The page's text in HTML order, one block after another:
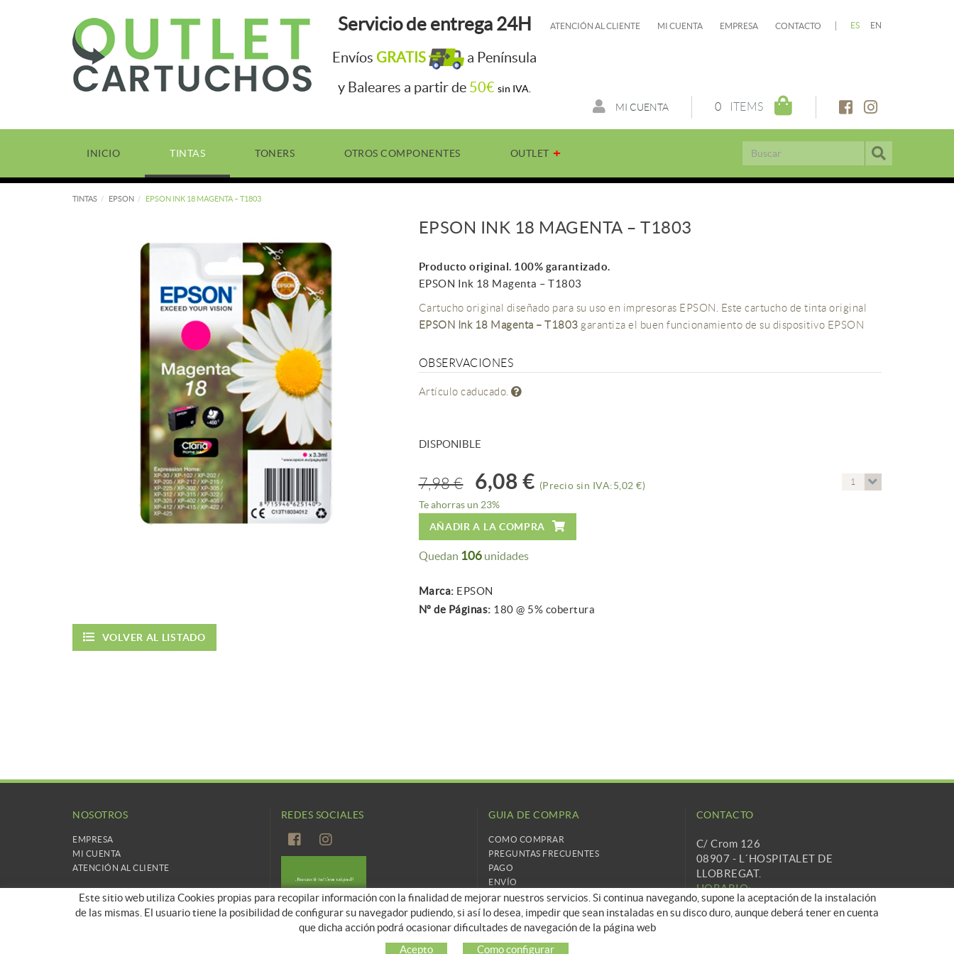
ES EN
ATENCIÓN AL CLIENTE MI CUENTA EMPRESA CONTACTO
Servicio de entrega 24H
Envíos GRATIS
a Península
y Baleares a partir de 50€ sin IVA.
0 ITEMS
MI CUENTA
INICIO TINTAS TONERS OTROS COMPONENTES OUTLET
TINTAS EPSON EPSON INK 18 MAGENTA – T1803
EPSON INK 18 MAGENTA – T1803
Producto original. 100% garantizado.
EPSON Ink 18 Magenta – T1803
Cartucho original diseñado para su uso en impresoras EPSON. Este cartucho de tinta original
EPSON Ink 18 Magenta – T1803 garantiza el buen funcionamiento de su dispositivo EPSON
OBSERVACIONES
Artículo caducado.
DISPONIBLE
7,98 € 6,08 € (Precio sin IVA:5,02 €) 1
Te ahorras un 23%
AÑADIR A LA COMPRA
Quedan 106unidades
Marca: EPSON
Nº de Páginas: 180 @ 5% cobertura
VOLVER AL LISTADO
NOSOTROS
EMPRESA
MI CUENTA
ATENCIÓN AL CLIENTE
REDES SOCIALES GUIA DE COMPRA
COMO COMPRAR
PREGUNTAS FRECUENTES
PAGO
ENVÍO
CAMBIOS Y DEVOLUCIONES
CONTACTO
C/ Crom 126
08907 - L´HOSPITALET DE
LLOBREGAT.
HORARIO:
Lunes a Viernes 9h a 18h.
932 848 563
Este sitio web utiliza Cookies propias para recopilar información con la finalidad de mejorar nuestros servicios. Si continua navegando, supone la aceptación de la instalación
de las mismas. El usuario tiene la posibilidad de configurar su navegador pudiendo, si así lo desea, impedir que sean instaladas en su disco duro, aunque deberá tener en cuenta
que dicha acción podrá ocasionar dificultades de navegación de la página web
Acepto
Como configurar